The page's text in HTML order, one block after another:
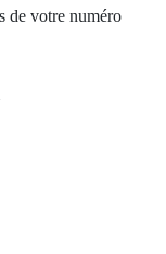
de votre numéro